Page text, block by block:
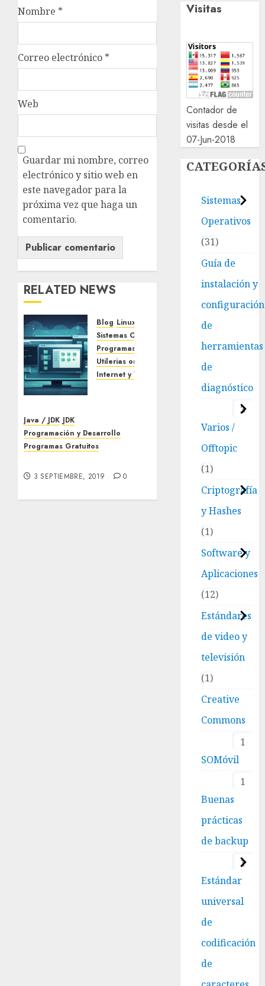
Nombre *
Correo electrónico *
Web
Guardar mi nombre, correo
electrónico y sitio web en
este navegador para la
próxima vez que haga un
comentario.
RELATED NEWS
Blog Linux
Sistemas Operativos
Programas Gratuitos
Utilerias on line
Internet y Web
Linux
en tu
navegador
instalar
Java / JDK JDK
Programación y Desarrollo
Programas Gratuitos
3 SEPTIEMBRE, 2019 0
Visitas
Contador de
visitas desde el
07-Jun-2018
Sistemas
Operativos
31
Guía de
instalación y
configuración
de
herramientas
de
diagnóstico
3
Varios /
Offtopic
1
Criptografía
y Hashes
1
Software y
Aplicaciones
12
Estándares
de video y
televisión
1
Creative
Commons
1
SOMóvil
1
Buenas
prácticas
de backup
1
Estándar
universal
de
codificación
de